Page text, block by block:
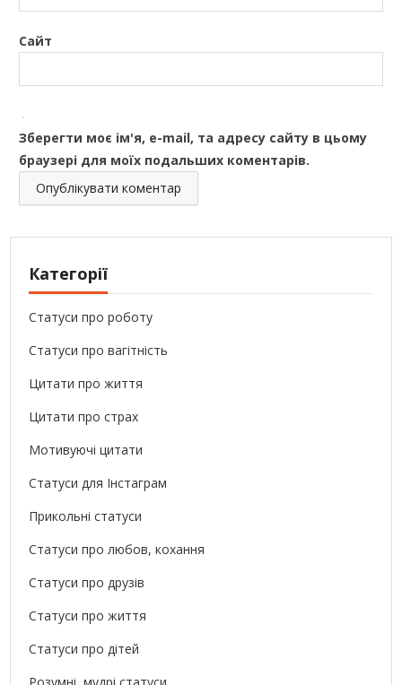
Сайт
Зберегти моє ім'я, e-mail, та адресу сайту в цьому
браузері для моїх подальших коментарів.
Категорії
Статуси про роботу
Статуси про вагітність
Цитати про життя
Цитати про страх
Мотивуючі цитати
Статуси для Інстаграм
Прикольні статуси
Статуси про любов, кохання
Статуси про друзів
Статуси про життя
Статуси про дітей